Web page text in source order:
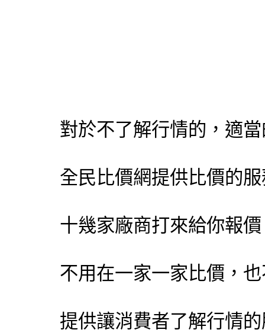
對於不了解行情的，適
全民比價網提供比價的
十幾家廠商打來給你報
不用在一家一家比價，
提供讓消費者了解行情